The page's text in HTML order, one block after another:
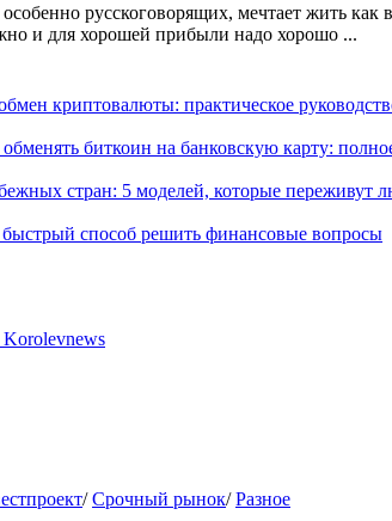
русскоговорящих, мечтает жить
и для хорошей прибыли надо хорошо ...
криптовалюты: практическое
биткоин на банковскую карту:
стран: 5 моделей, которые переживут
способ решить финансовые вопросы
/Срочный рынок/Разное